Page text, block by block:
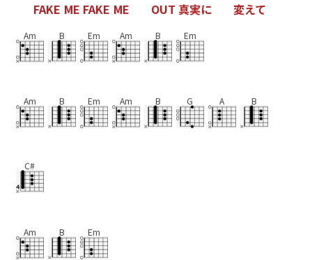
FAKE ME FAKE ME OUT 真実に 変えて
Am B Em Am B Em
Am B Em Am B G A B
C#
Am B Em